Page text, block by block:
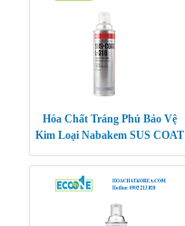
Hóa Chất Tráng Phủ Bảo Vệ
Kim Loại Nabakem SUS COAT